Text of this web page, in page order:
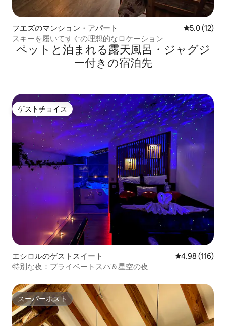
フエズのマンション・アパート レビュー12
5.0 (12)
スキーを履いてすぐの理想的なロケーション
ペットと泊まれる露天風呂・ジャグジ
ー付きの宿泊先
ゲストチョイス
ゲストチョイス
エシロルのゲストスイート レビュー116
4.98 (116)
特別な夜：プライベートスパ＆星空の夜
スーパーホスト
スーパーホスト